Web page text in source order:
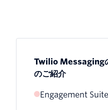
Twilio Messaging
のご紹介
Engagement